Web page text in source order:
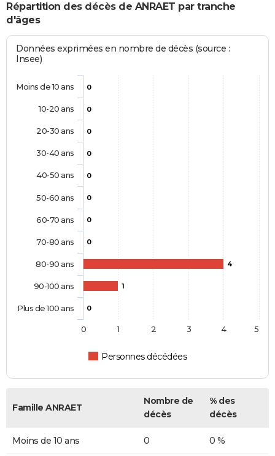
Répartition des décès de ANRAET par tranche
d'âges
Données exprimées en nombre de décès (source :
Insee)
0
0
0
0
0
0
0
0
4
1
0
Personnes décédées
Moins de 10 ans
10-20 ans
20-30 ans
30-40 ans
40-50 ans
50-60 ans
60-70 ans
70-80 ans
80-90 ans
90-100 ans
Plus de 100 ans
0 1 2 3 4 5
Famille ANRAET
Nombre de
décès
% des
décès
Moins de 10 ans 0 0 %